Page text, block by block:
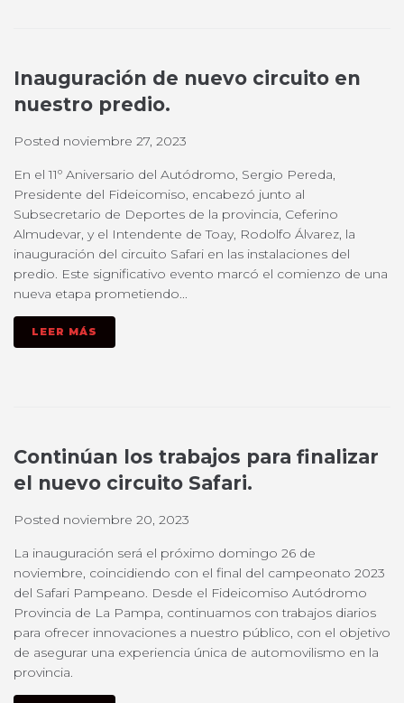
Inauguración de nuevo circuito en
nuestro predio.
Posted noviembre 27, 2023
En el 11º Aniversario del Autódromo, Sergio Pereda,
Presidente del Fideicomiso, encabezó junto al
Subsecretario de Deportes de la provincia, Ceferino
Almudevar, y el Intendente de Toay, Rodolfo Álvarez, la
inauguración del circuito Safari en las instalaciones del
predio. Este significativo evento marcó el comienzo de una
nueva etapa prometiendo...
LEER MÁS
Continúan los trabajos para finalizar
el nuevo circuito Safari.
Posted noviembre 20, 2023
La inauguración será el próximo domingo 26 de
noviembre, coincidiendo con el final del campeonato 2023
del Safari Pampeano. Desde el Fideicomiso Autódromo
Provincia de La Pampa, continuamos con trabajos diarios
para ofrecer innovaciones a nuestro público, con el objetivo
de asegurar una experiencia única de automovilismo en la
provincia.